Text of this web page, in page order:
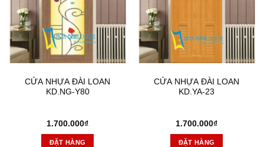
CỬA NHỰA ĐÀI LOAN
KD.NG-Y80
1.700.000₫
ĐẶT HÀNG
CỬA NHỰA ĐÀI LOAN
KD.YA-23
1.700.000₫
ĐẶT HÀNG